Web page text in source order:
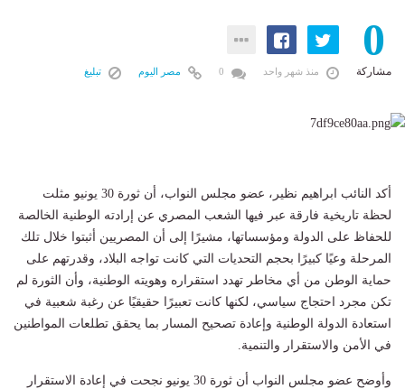
0
مشاركة منذ شهر واحد مصر اليوم تبليغ
أكد النائب ابراهيم نظير، عضو مجلس النواب، أن ثورة 30 يونيو مثلت
لحظة تاريخية فارقة عبر فيها الشعب المصري عن إرادته الوطنية الخالصة
للحفاظ على الدولة ومؤسساتها، مشيرًا إلى أن المصريين أثبتوا خلال تلك
المرحلة وعيًا كبيرًا بحجم التحديات التي كانت تواجه البلاد، وقدرتهم على
حماية الوطن من أي مخاطر تهدد استقراره وهويته الوطنية، وأن الثورة لم
تكن مجرد احتجاج سياسي، لكنها كانت تعبيرًا حقيقيًا عن رغبة شعبية في
استعادة الدولة الوطنية وإعادة تصحيح المسار بما يحقق تطلعات المواطنين
في الأمن والاستقرار والتنمية.
وأوضح عضو مجلس النواب أن ثورة 30 يونيو نجحت في إعادة الاستقرار